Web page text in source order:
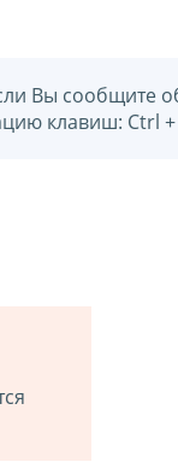
Вы сообщите
клавиш: Ctrl